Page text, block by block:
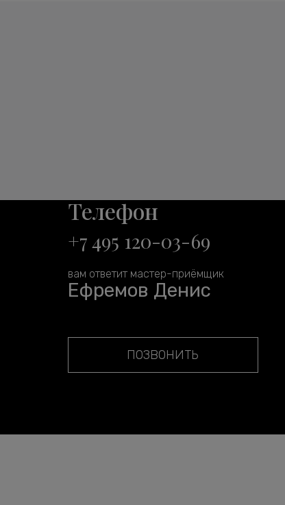
Телефон
+7 495 120-03-69
вам ответит мастер-приёмщик
Ефремов Денис
ПОЗВОНИТЬ